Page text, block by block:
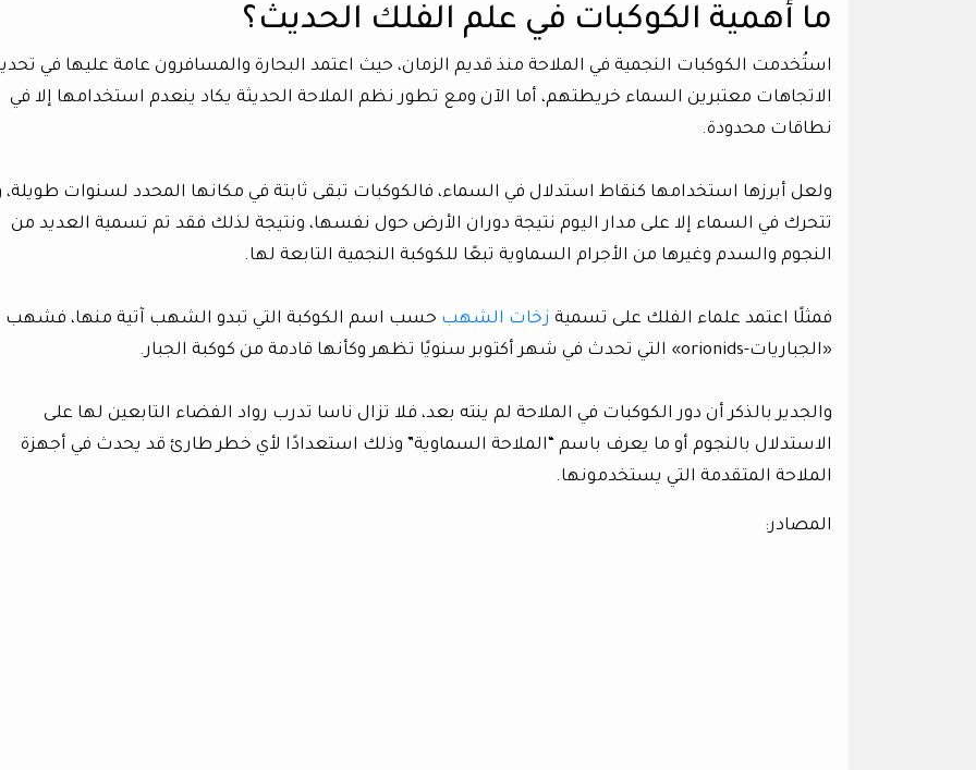
ما أهمية الكوكبات في علم الفلك الحديث؟
استُخدمت الكوكبات النجمية في الملاحة منذ قديم الزمان، حيث اعتمد البحارة والمسافرون عامة عليها في
الاتجاهات معتبرين السماء خريطتهم، أما الآن ومع تطور نظم الملاحة الحديثة يكاد ينعدم استخدامها إلا في
نطاقات محدودة.
ولعل أبرزها استخدامها كنقاط استدلال في السماء، فالكوكبات تبقى ثابتة في مكانها المحدد لسنوات طويلة،
تتحرك في السماء إلا على مدار اليوم نتيجة دوران الأرض حول نفسها، ونتيجة لذلك فقد تم تسمية العديد من
النجوم والسدم وغيرها من الأجرام السماوية تبعًا للكوكبة النجمية التابعة لها.
فمثلًا اعتمد علماء الفلك على تسمية زخات الشهب حسب اسم الكوكبة التي تبدو الشهب آتية منها، فشهب
«الجباريات-orionids» التي تحدث في شهر أكتوبر سنويًا تظهر وكأنها قادمة من كوكبة الجبار.
والجدير بالذكر أن دور الكوكبات في الملاحة لم ينته بعد، فلا تزال ناسا تدرب رواد الفضاء التابعين لها على
الاستدلال بالنجوم أو ما يعرف باسم “الملاحة السماوية” وذلك استعدادًا لأي خطر طارئ قد يحدث في أجهزة
الملاحة المتقدمة التي يستخدمونها.
المصادر: